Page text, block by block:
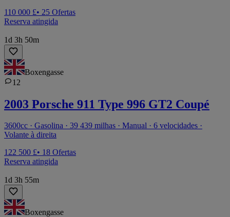
110 000 £• 25 Ofertas
Reserva atingida
1d 3h 50m
Boxengasse
12
2003 Porsche 911 Type 996 GT2 Coupé
3600cc · Gasolina · 39 439 milhas · Manual · 6 velocidades ·
Volante à direita
122 500 £• 18 Ofertas
Reserva atingida
1d 3h 55m
Boxengasse